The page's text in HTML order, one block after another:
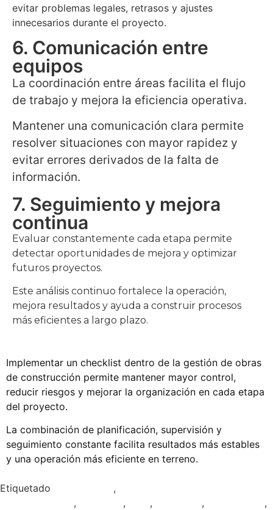
evitar problemas legales, retrasos y ajustes
innecesarios durante el proyecto.
6. Comunicación entre
equipos
La coordinación entre áreas facilita el flujo
de trabajo y mejora la eficiencia operativa.
Mantener una comunicación clara permite
resolver situaciones con mayor rapidez y
evitar errores derivados de la falta de
información.
7. Seguimiento y mejora
continua
Evaluar constantemente cada etapa permite
detectar oportunidades de mejora y optimizar
futuros proyectos.
Este análisis continuo fortalece la operación,
mejora resultados y ayuda a construir procesos
más eficientes a largo plazo.
Implementar un checklist dentro de la gestión de obras
de construcción permite mantener mayor control,
reducir riesgos y mejorar la organización en cada etapa
del proyecto.
La combinación de planificación, supervisión y
seguimiento constante facilita resultados más estables
y una operación más eficiente en terreno.
Etiquetado ,
, , , , ,